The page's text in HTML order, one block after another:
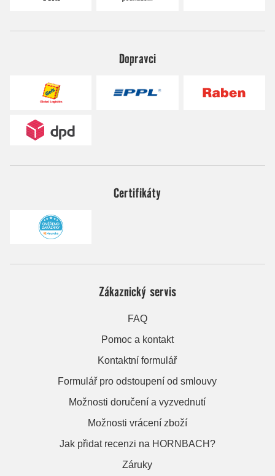
Dopravci
Certifikáty
Zákaznický servis
FAQ
Pomoc a kontakt
Kontaktní formulář
Formulář pro odstoupení od smlouvy
Možnosti doručení a vyzvednutí
Možnosti vrácení zboží
Jak přidat recenzi na HORNBACH?
Záruky